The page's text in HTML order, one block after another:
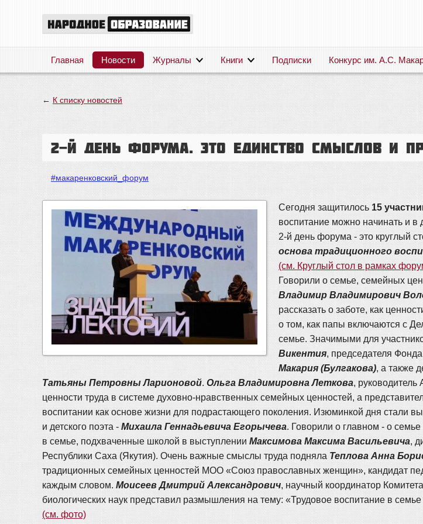
Главная Новости Журналы Книги Подписки Конкурс им. А.С.
← К списку новостей
2-й день форума. Это единство смыслов и
#макаренковский_форум
Сегодня защитилось 15
воспитание можно начинать и в
2-й день форума - это круглый
основа традиционного
(см. Круглый стол в рамках
Говорили о семье, семейных
Владимир Владимирович
рассказать о заботе, как
о том, как папы включаются с
семье. Значимыми для
Викентия, председателя
Макария (Булгакова), а также
Татьяны Петровны Ларионовой. Ольга Владимировна Леткова, руководитель
ценности труда в системе духовно-нравственных семейных ценностей, а
воспитании как основе жизни для подрастающего поколения. Изюминкой дня стали
и детского поэта - Михаила Геннадьевича Егорычева. Говорили о главном - о
в семье, подхваченные школой в выступлении Максимова Максима Васильевича,
Республики Саха (Якутия). Очень важные смыслы труда подняла Теплова Анна
традиционных семейных ценностей МОО «Союз православных женщин», кандидат
каждым словом. Моисеев Дмитрий Александрович, научный координатор
биологических наук представил размышления на тему: «Трудовое воспитание в
(см. фото)